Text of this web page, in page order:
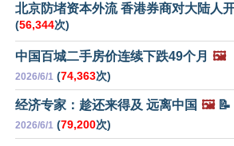
北京防堵资本外流 香港券商对大陆人
(56,344次)
中国百城二手房价连续下跌49个月 🖼️
2026/6/1 (74,363次)
经济专家：趁还来得及 远离中国 🖼️📝
2026/6/1 (79,200次)